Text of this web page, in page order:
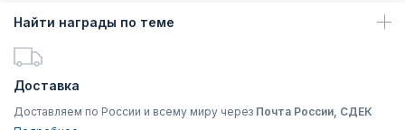
Найти награды по теме
Доставка
Доставляем по России и всему миру через Почта России, СДЕК